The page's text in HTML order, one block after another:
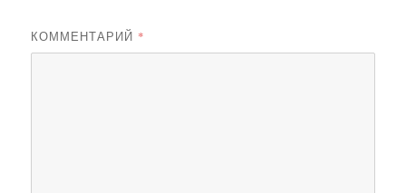
КОММЕНТАРИЙ *